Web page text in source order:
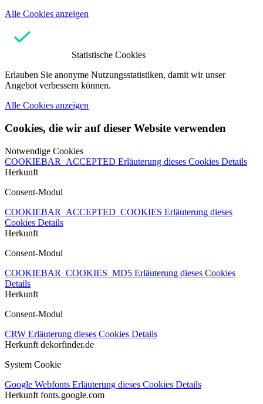
Alle Cookies anzeigen
Statistische Cookies
Erlauben Sie anonyme Nutzungsstatistiken, damit wir unser
Angebot verbessern können.
Alle Cookies anzeigen
Cookies, die wir auf dieser Website verwenden
Notwendige Cookies
COOKIEBAR_ACCEPTED Erläuterung dieses Cookies Details
Herkunft
Consent-Modul
COOKIEBAR_ACCEPTED_COOKIES Erläuterung dieses
Cookies Details
Herkunft
Consent-Modul
COOKIEBAR_COOKIES_MD5 Erläuterung dieses Cookies
Details
Herkunft
Consent-Modul
CRW Erläuterung dieses Cookies Details
Herkunft dekorfinder.de
System Cookie
Google Webfonts Erläuterung dieses Cookies Details
Herkunft fonts.google.com